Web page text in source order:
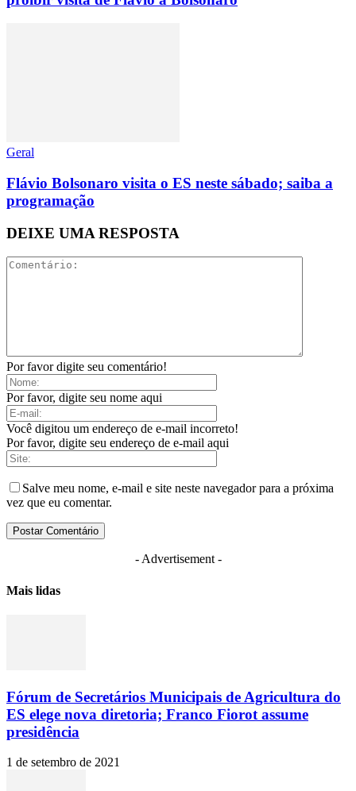
Geral
Flávio Bolsonaro visita o ES neste sábado; saiba a
programação
DEIXE UMA RESPOSTA
Por favor digite seu comentário!
Por favor, digite seu nome aqui
Você digitou um endereço de e-mail incorreto!
Por favor, digite seu endereço de e-mail aqui
Salve meu nome, e-mail e site neste navegador para a próxima
vez que eu comentar.
- Advertisement -
Mais lidas
Fórum de Secretários Municipais de Agricultura do
ES elege nova diretoria; Franco Fiorot assume
presidência
1 de setembro de 2021